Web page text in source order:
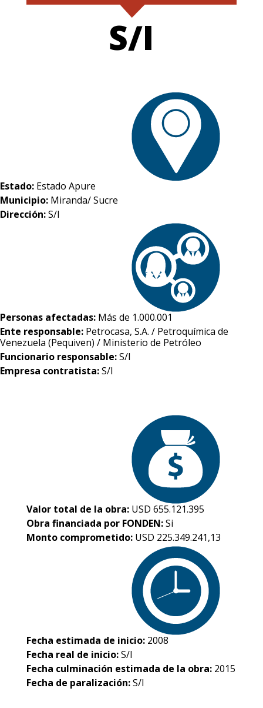
S/I
Estado: Estado Apure
Municipio: Miranda/ Sucre
Dirección:S/I
Personas afectadas: Más de 1.000.001
Ente responsable: Petrocasa, S.A. / Petroquímica de
Venezuela (Pequiven) / Ministerio de Petróleo
Funcionario responsable:S/I
Empresa contratista:S/I
Valor total de la obra: USD 655.121.395
Obra financiada por FONDEN:Si
Monto comprometido: USD 225.349.241,13
Fecha estimada de inicio: 2008
Fecha real de inicio:S/I
Fecha culminación estimada de la obra: 2015
Fecha de paralización:S/I